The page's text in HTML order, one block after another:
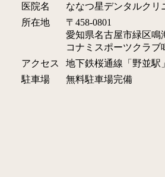
医院名
ななつ星デンタルクリ
所在地
〒458-0801
愛知県名古屋市緑区鳴
コナミスポーツクラブ
アクセス
地下鉄桜通線「野並駅
駐車場
無料駐車場完備